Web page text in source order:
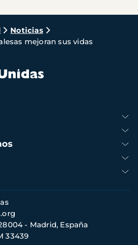
Noticias
mejoran sus vidas
- Madrid, España
33439